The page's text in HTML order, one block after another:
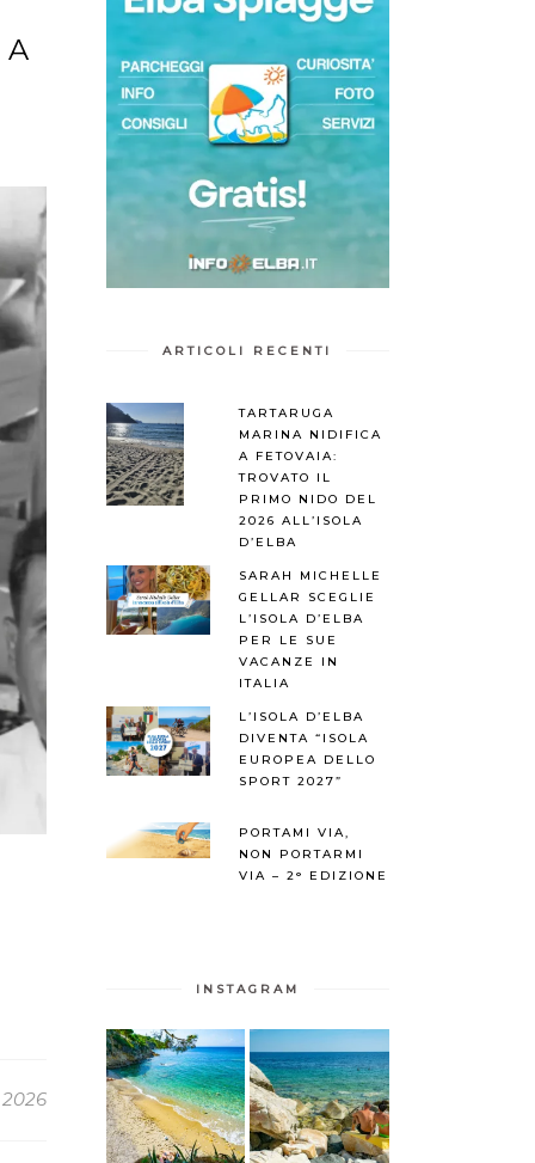
ARTICOLI RECENTI
TARTARUGA
MARINA NIDIFICA
A FETOVAIA:
TROVATO IL
PRIMO NIDO DEL
2026 ALL’ISOLA
D’ELBA
SARAH MICHELLE
GELLAR SCEGLIE
L’ISOLA D’ELBA
PER LE SUE
VACANZE IN
ITALIA
L’ISOLA D’ELBA
DIVENTA “ISOLA
EUROPEA DELLO
SPORT 2027”
PORTAMI VIA,
NON PORTARMI
VIA – 2° EDIZIONE
INSTAGRAM